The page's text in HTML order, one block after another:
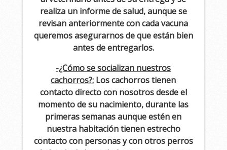
realiza un informe de salud, aunque se
revisan anteriormente con cada vacuna
queremos asegurarnos de que están bien
antes de entregarlos.
-¿Cómo se socializan nuestros
cachorros?: Los cachorros tienen
contacto directo con nosotros desde el
momento de su nacimiento, durante las
primeras semanas aunque estén en
nuestra habitación tienen estrecho
contacto con personas y con otros perros